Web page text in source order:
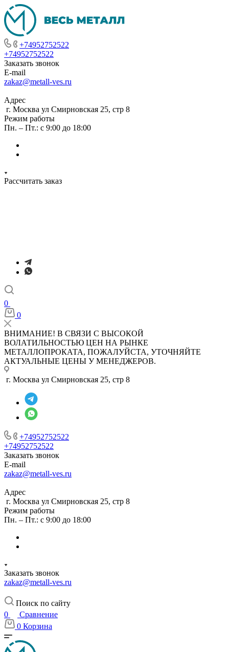
+74952752522
+74952752522
Заказать звонок
E-mail
zakaz@metall-ves.ru
Адрес
г. Москва ул Смирновская 25, стр 8
Режим работы
Пн. – Пт.: с 9:00 до 18:00
Рассчитать заказ
0
0
ВНИМАНИЕ! В СВЯЗИ С ВЫСОКОЙ
ВОЛАТИЛЬНОСТЬЮ ЦЕН НА РЫНКЕ
МЕТАЛЛОПРОКАТА, ПОЖАЛУЙСТА, УТОЧНЯЙТЕ
АКТУАЛЬНЫЕ ЦЕНЫ У МЕНЕДЖЕРОВ.
г. Москва ул Смирновская 25, стр 8
+74952752522
+74952752522
Заказать звонок
E-mail
zakaz@metall-ves.ru
Адрес
г. Москва ул Смирновская 25, стр 8
Режим работы
Пн. – Пт.: с 9:00 до 18:00
Заказать звонок
zakaz@metall-ves.ru
Поиск по сайту
0
Сравнение
0 Корзина